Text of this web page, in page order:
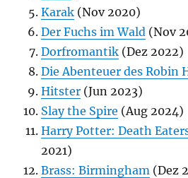
Karak (Nov 2020)
Der Fuchs im Wald (Nov
Dorfromantik (Dez 2022)
Die Abenteuer des Robin
Hitster (Jun 2023)
Slay the Spire (Aug 2024)
Harry Potter: Death
2021)
Brass: Birmingham (Dez